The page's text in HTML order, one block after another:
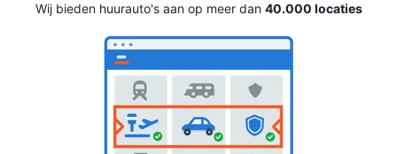
Wij bieden huurauto's aan op meer dan 40.000 locaties